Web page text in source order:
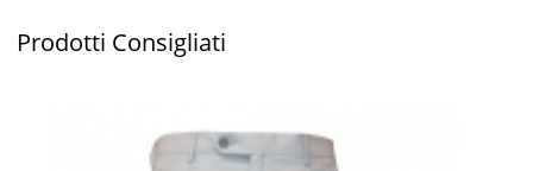
Prodotti Consigliati